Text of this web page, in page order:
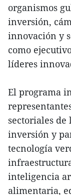
organismos
inversión,
innovación y
como
líderes
El programa
sectoriales de
inversión y
tecnología
inteligencia
alimentaria,